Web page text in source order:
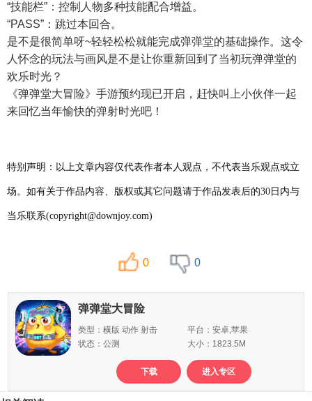
“技能栏” ：控制人物多种技能配合增益。
“PASS” ：跳过本回合。
是不是很简单呀~轻轻松松就能完成弹弹堂的基础操作。这令
人怀念的玩法与画风是不是让你重新回到了当初玩弹弹堂的
欢乐时光？
《弹弹堂大冒险》手游预约现已开启，赶快叫上小伙伴一起
来回忆当年愉快的弹射时光吧！
特别声明：以上文章内容仅代表作者本人观点，不代表当乐观点或立
场。如有关于作品内容、版权或其它问题请于作品发表后的30日内与
当乐联系(copyright@downjoy.com)
0 0
弹弹堂大冒险
类型：横版 动作 射击
平台：安卓,苹果
状态：公测
大小：1823.5M
下载 进入专区